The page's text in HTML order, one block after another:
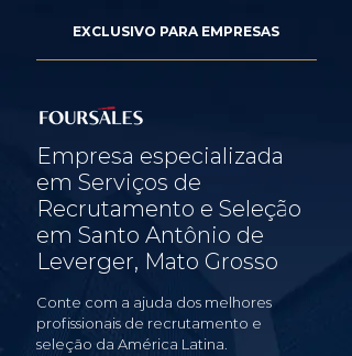
EXCLUSIVO PARA EMPRESAS
Empresa especializada
em Serviços de
Recrutamento e Seleção
em Santo Antônio de
Leverger, Mato Grosso
Conte com a ajuda dos melhores
profissionais de recrutamento e
seleção da América Latina.